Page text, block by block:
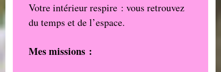
Votre intérieur respire : vous retrouvez
du temps et de l’espace.
Mes missions :